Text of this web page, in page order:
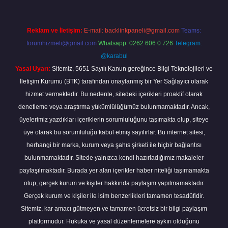
Reklam ve İletişim: E-mail: backlinkpaneli@gmail.com Teams:
forumhizmeti@gmail.com Whatsapp: 0262 606 0 726 Telegram:
@karabul
Yasal Uyarı: Sitemiz, 5651 Sayılı Kanun gereğince Bilgi Teknolojileri ve
İletişim Kurumu (BTK) tarafından onaylanmış bir Yer Sağlayıcı olarak
hizmet vermektedir. Bu nedenle, sitedeki içerikleri proaktif olarak
denetleme veya araştırma yükümlülüğümüz bulunmamaktadır. Ancak,
üyelerimiz yazdıkları içeriklerin sorumluluğunu taşımakta olup, siteye
üye olarak bu sorumluluğu kabul etmiş sayılırlar. Bu internet sitesi,
herhangi bir marka, kurum veya şahıs şirketi ile hiçbir bağlantısı
bulunmamaktadır. Sitede yalnızca kendi hazırladığımız makaleler
paylaşılmaktadır. Burada yer alan içerikler haber niteliği taşımamakta
olup, gerçek kurum ve kişiler hakkında paylaşım yapılmamaktadır.
Gerçek kurum ve kişiler ile isim benzerlikleri tamamen tesadüfidir.
Sitemiz, kar amacı gütmeyen ve tamamen ücretsiz bir bilgi paylaşım
platformudur. Hukuka ve yasal düzenlemelere aykırı olduğunu